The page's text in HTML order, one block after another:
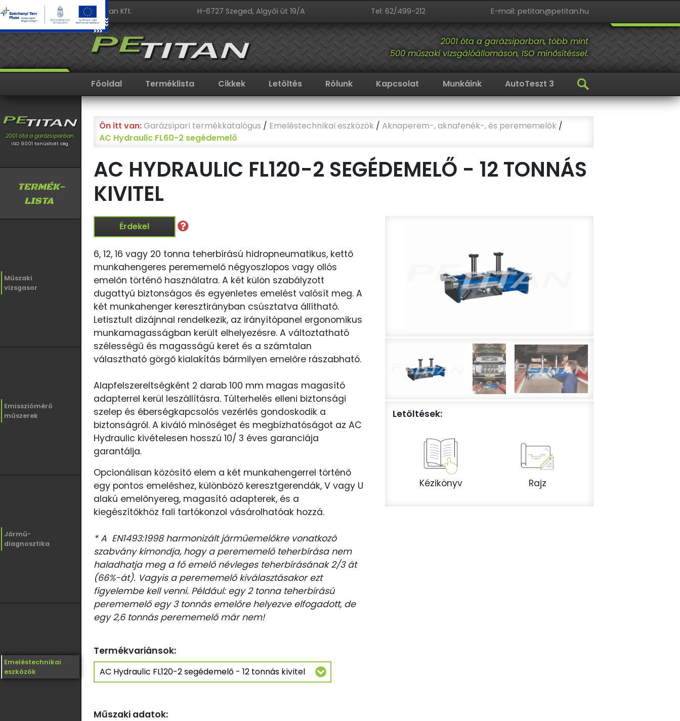
PeTitan Kft. H-6727 Szeged, Algyői út 19/A Tel: 62/499-212 E-mail: petitan@petitan.hu
2001 óta a garázsiparban, több mint
500 műszaki vizsgálóállomáson, ISO minősítéssel.
Főoldal Terméklista Cikkek Letöltés Rólunk Kapcsolat Munkáink AutoTeszt 3
2001 óta a garázsiparban.
ISO 9001 tanúsított cég.
TERMÉK-
LISTA
Műszaki
vizsgasor
Emissziómérő
műszerek
Jármű-
diagnosztika
Emeléstechnikai
eszközök
Ön itt van:Garázsipari termékkatalógus / Emeléstechnikai eszközök / Aknaperem-, aknafenék-, és perememelők /
AC Hydraulic FL60-2 segédemelő
AC HYDRAULIC FL120-2 SEGÉDEMELŐ - 12 TONNÁS
KIVITEL
Érdekel
6, 12, 16 vagy 20 tonna teherbírású hidropneumatikus, kettő
munkahengeres perememelő négyoszlopos vagy ollós
emelőn történő használatra. A két külön szabályzott
dugattyú biztonságos és egyenletes emelést valósít meg. A
két munkahenger keresztirányban csúsztatva állítható.
Letisztult dizájnnal rendelkezik, az irányítópanel ergonomikus
munkamagasságban került elhelyezésre. A változtatható
szélességű és magasságú keret és a számtalan
választható görgő kialakítás bármilyen emelőre rászabható.
Alapfelszereltségként 2 darab 100 mm magas magasító
adapterrel kerül leszállításra. Túlterhelés elleni biztonsági
szelep és éberségkapcsolós vezérlés gondoskodik a
biztonságról. A kiváló minőséget és megbízhatóságot az AC
Hydraulic kivételesen hosszú 10/ 3 éves garanciája
garantálja.
Opcionálisan közösítő elem a két munkahengerrel történő
egy pontos emeléshez, különböző keresztgerendák, V vagy U
alakú emelőnyereg, magasító adapterek, és a
kiegészítőkhöz fali tartókonzol vásárolhatóak hozzá.
* A EN1493:1998 harmonizált járműemelőkre vonatkozó
szabvány kimondja, hogy a perememelő teherbírása nem
haladhatja meg a fő emelő névleges teherbírásának 2/3 át
(66%-át). Vagyis a perememelő kiválasztásakor ezt
figyelembe kell venni. Például: egy 2 tonna teherbírású
perememelő egy 3 tonnás emelőre helyezve elfogadott, de
egy 2,6 tonnás perememelő már nem!
Termékvariánsok:
Műszaki adatok:
Letöltések:
Kézikönyv Rajz